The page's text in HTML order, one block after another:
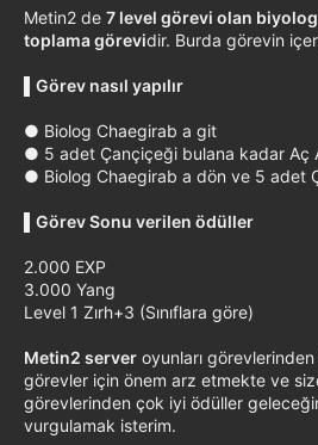
Metin2 de 7 level görevi olan
toplama görevidir. Burda görevin
Görev nasıl yapılır
● Biolog Chaegirab a git
● 5 adet Çançiçeği bulana kadar Aç
● Biolog Chaegirab a dön ve 5 adet
Görev Sonu verilen ödüller
2.000 EXP
3.000 Yang
Level 1 Zırh+3 (Sınıflara göre)
Metin2 server oyunları
görevler için önem arz etmekte ve
görevlerinden çok iyi ödüller
vurgulamak isterim.